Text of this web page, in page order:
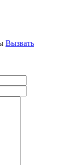
Вызвать